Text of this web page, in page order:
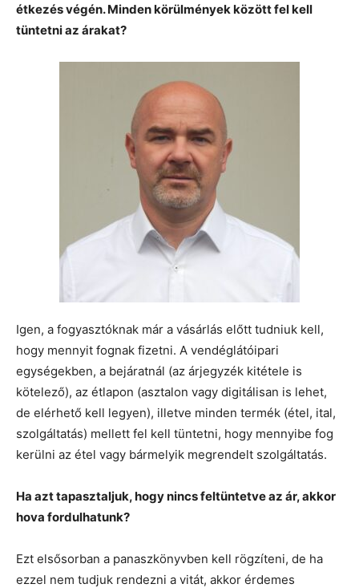
étkezés végén. Minden körülmények között fel kell
tüntetni az árakat?
Igen, a fogyasztóknak már a vásárlás előtt tudniuk kell,
hogy mennyit fognak fizetni. A vendéglátóipari
egységekben, a bejáratnál (az árjegyzék kitétele is
kötelező), az étlapon (asztalon vagy digitálisan is lehet,
de elérhető kell legyen), illetve minden termék (étel, ital,
szolgáltatás) mellett fel kell tüntetni, hogy mennyibe fog
kerülni az étel vagy bármelyik megrendelt szolgáltatás.
Ha azt tapasztaljuk, hogy nincs feltüntetve az ár, akkor
hova fordulhatunk?
Ezt elsősorban a panaszkönyvben kell rögzíteni, de ha
ezzel nem tudjuk rendezni a vitát, akkor érdemes